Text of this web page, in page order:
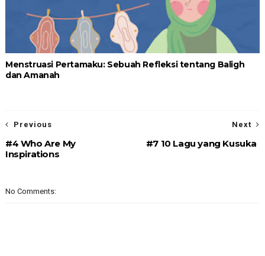
Menstruasi Pertamaku: Sebuah Refleksi tentang Baligh
dan Amanah
Next
#7 10 Lagu yang Kusuka
Previous
#4 Who Are My
Inspirations
No Comments: